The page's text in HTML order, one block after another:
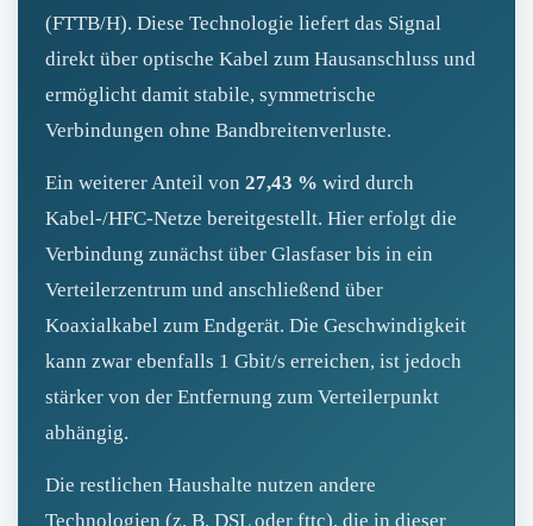
(FTTB/H). Diese Technologie liefert das Signal
direkt über optische Kabel zum Hausanschluss und
ermöglicht damit stabile, symmetrische
Verbindungen ohne Bandbreitenverluste.
Ein weiterer Anteil von 27,43 % wird durch
Kabel‑/HFC‑Netze bereitgestellt. Hier erfolgt die
Verbindung zunächst über Glasfaser bis in ein
Verteilerzentrum und anschließend über
Koaxialkabel zum Endgerät. Die Geschwindigkeit
kann zwar ebenfalls 1 Gbit/s erreichen, ist jedoch
stärker von der Entfernung zum Verteilerpunkt
abhängig.
Die restlichen Haushalte nutzen andere
Technologien (z. B. DSL oder fttc), die in dieser